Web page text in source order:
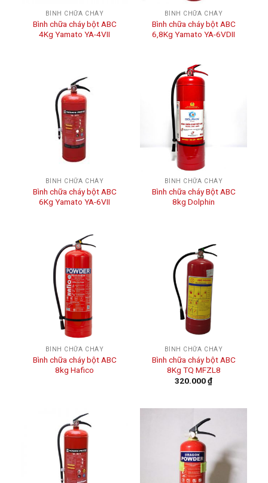
BÌNH CHỮA CHÁY
Bình chữa cháy bột ABC
4Kg Yamato YA-4VII
BÌNH CHỮA CHÁY
Bình chữa cháy bột ABC
6,8Kg Yamato YA-6VDII
BÌNH CHỮA CHÁY
Bình chữa cháy bột ABC
6Kg Yamato YA-6VII
BÌNH CHỮA CHÁY
Bình chữa cháy Bột ABC
8kg Dolphin
BÌNH CHỮA CHÁY
Bình chữa cháy bột ABC
8kg Hafico
BÌNH CHỮA CHÁY
Bình chữa cháy bột ABC
8Kg TQ MFZL8
320.000₫